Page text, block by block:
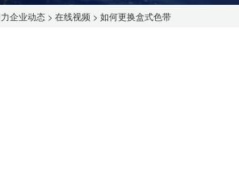
企业动态 > 在线视频 > 如何更换盒式色带